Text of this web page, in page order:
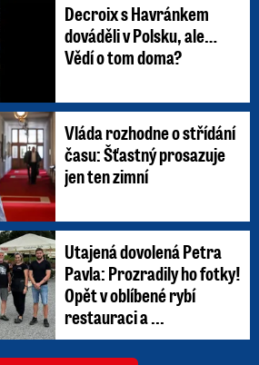
Decroix s Havránkem
dováděli v Polsku, ale…
Vědí o tom doma?
Vláda rozhodne o střídání
času: Šťastný prosazuje
jen ten zimní
Utajená dovolená Petra
Pavla: Prozradily ho fotky!
Opět v oblíbené rybí
restauraci a ...